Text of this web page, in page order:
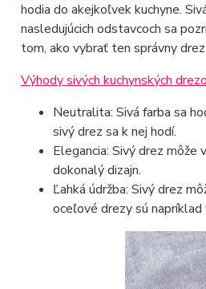
hodia do akejkoľvek kuchyne.
nasledujúcich odstavcoch sa
tom, ako vybrať ten správny
Výhody sivých kuchynských
Neutralita: Sivá farba sa
sivý drez sa k nej hodí.
Elegancia: Sivý drez
dokonalý dizajn.
Ľahká údržba: Sivý drez
oceľové drezy sú